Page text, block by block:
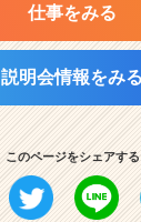
仕事をみる
説明会情報をみる
このページをシェアする